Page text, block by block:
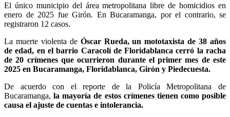
El único municipio del área metropolitana libre de homicidios en
enero de 2025 fue Girón. En Bucaramanga, por el contrario, se
registraron 12 casos.
La muerte violenta deÓscar Rueda, un mototaxista de 38 años
de edad, en el barrio Caracolí de Floridablanca cerró la racha
de 20 crímenes que ocurrieron durante el primer mes de este
2025 en Bucaramanga, Floridablanca, Girón y Piedecuesta.
De acuerdo con el reporte de la Policía Metropolitana de
Bucaramanga, la mayoría de estos crímenes tienen como posible
causa el ajuste de cuentas e intolerancia.